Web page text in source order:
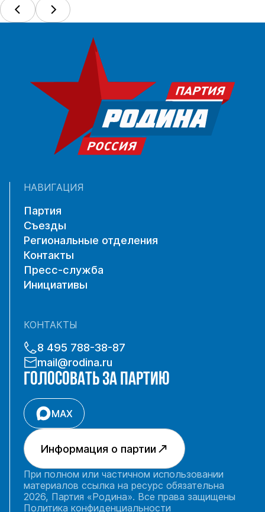
НАВИГАЦИЯ
Партия
Съезды
Региональные отделения
Контакты
Пресс-служба
Инициативы
КОНТАКТЫ
8 495 788-38-87
mail@rodina.ru
ГОЛОСОВАТЬ ЗА ПАРТИЮ
MAX
Информация о партии
При полном или частичном использовании
материалов ссылка на ресурс обязательна
2026, Партия «Родина». Все права защищены
Политика конфиденциальности